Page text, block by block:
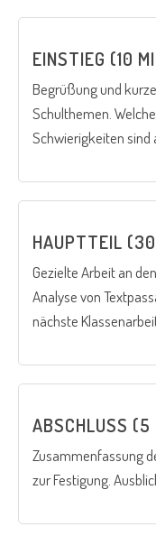
EINSTIEG (10
Begrüßung und
Schulthemen. Welche
Schwierigkeiten sind
HAUPTTEIL
Gezielte Arbeit an
Analyse von
nächste
ABSCHLUSS (5
Zusammenfassung
zur Festigung.